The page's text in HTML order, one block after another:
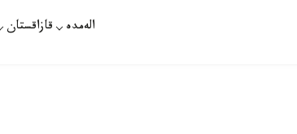
الەمدە قازاقستان